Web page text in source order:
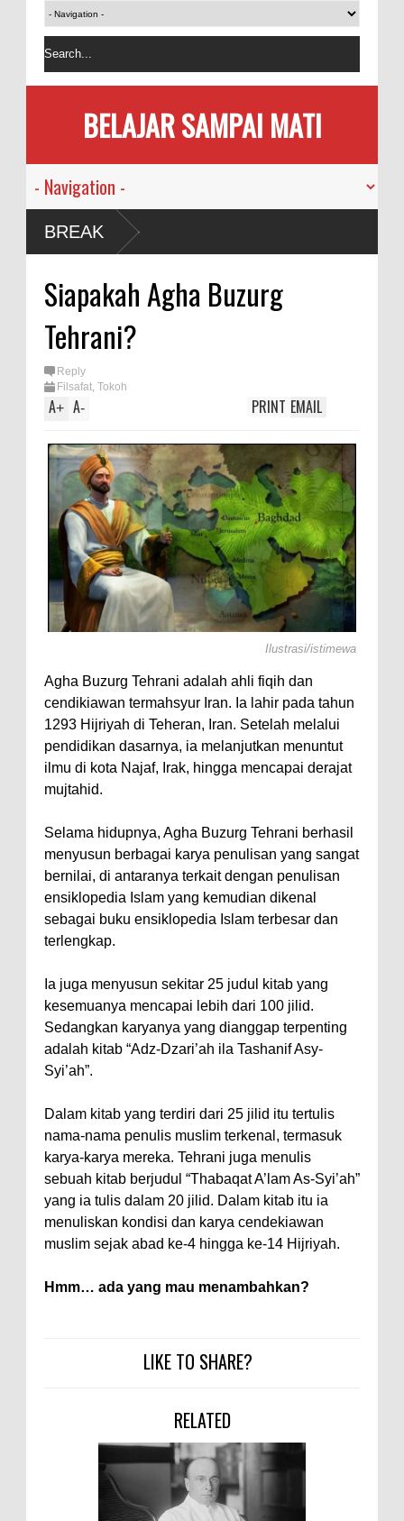
BELAJAR SAMPAI MATI
BREAK
Siapakah Agha Buzurg
Tehrani?
Reply
Filsafat, Tokoh
A+ A- EMAIL
PRINT
Ilustrasi/istimewa
Agha Buzurg Tehrani adalah ahli fiqih dan
cendikiawan termahsyur Iran. Ia lahir pada tahun
1293 Hijriyah di Teheran, Iran. Setelah melalui
pendidikan dasarnya, ia melanjutkan menuntut
ilmu di kota Najaf, Irak, hingga mencapai derajat
mujtahid.
Selama hidupnya, Agha Buzurg Tehrani berhasil
menyusun berbagai karya penulisan yang sangat
bernilai, di antaranya terkait dengan penulisan
ensiklopedia Islam yang kemudian dikenal
sebagai buku ensiklopedia Islam terbesar dan
terlengkap.
Ia juga menyusun sekitar 25 judul kitab yang
kesemuanya mencapai lebih dari 100 jilid.
Sedangkan karyanya yang dianggap terpenting
adalah kitab “Adz-Dzari’ah ila Tashanif Asy-
Syi’ah”.
Dalam kitab yang terdiri dari 25 jilid itu tertulis
nama-nama penulis muslim terkenal, termasuk
karya-karya mereka. Tehrani juga menulis
sebuah kitab berjudul “Thabaqat A’lam As-Syi’ah”
yang ia tulis dalam 20 jilid. Dalam kitab itu ia
menuliskan kondisi dan karya cendekiawan
muslim sejak abad ke-4 hingga ke-14 Hijriyah.
Hmm… ada yang mau menambahkan?
LIKE TO SHARE?
RELATED